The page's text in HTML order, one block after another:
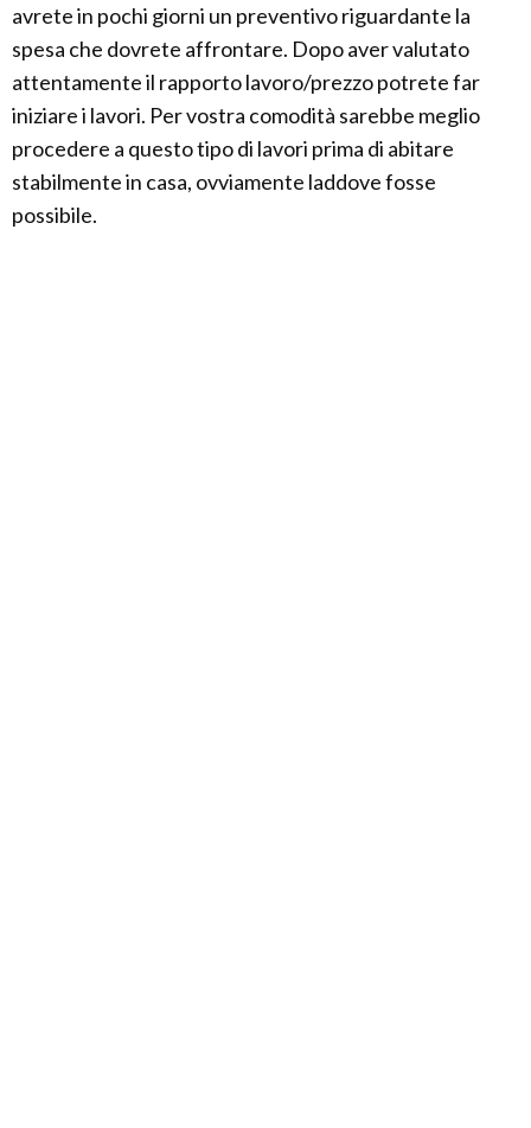
avrete in pochi giorni un preventivo riguardante la
spesa che dovrete affrontare. Dopo aver valutato
attentamente il rapporto lavoro/prezzo potrete far
iniziare i lavori. Per vostra comodità sarebbe meglio
procedere a questo tipo di lavori prima di abitare
stabilmente in casa, ovviamente laddove fosse
possibile.